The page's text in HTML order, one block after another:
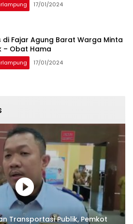
17/01/2024
di Fajar Agung Barat Warga Minta
– Obat Hama
17/01/2024
Transportasi Publik, Pemkot